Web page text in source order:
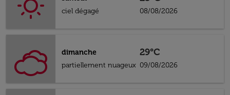
ciel dégagé
08/08/2026
dimanche
partiellement nuageux
29°C
09/08/2026